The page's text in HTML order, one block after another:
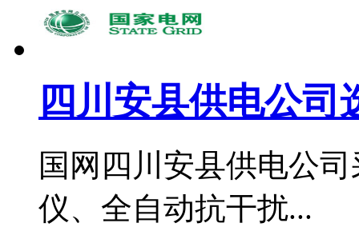
四川安县供电公司
国网四川安县供电公
仪、全自动抗干扰...